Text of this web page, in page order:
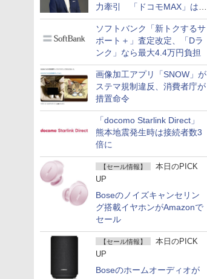
力牽引 「ドコモMAX」は
400万契約突破
ソフトバンク「新トクするサ
ポート＋」査定改定、「Dラ
ンク」なら最大4.4万円負担
画像加工アプリ「SNOW」が
ステマ規制違反、消費者庁が
措置命令
「docomo Starlink Direct」
熊本地震発生時は接続者数3
倍に
【セール情報】
本日のPICK
UP
Boseのノイズキャンセリン
グ搭載イヤホンがAmazonで
セール
【セール情報】
本日のPICK
UP
Boseのホームオーディオが